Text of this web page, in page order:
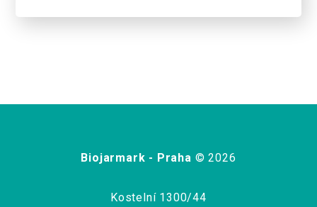
Biojarmark - Praha © 2026
Kostelní 1300/44